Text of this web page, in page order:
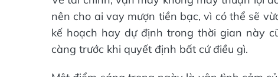
nên cho ai vay mượn tiền bạc, vì có thể sẽ
kế hoạch hay dự định trong thời gian này
càng trước khi quyết định bất cứ điều gì.